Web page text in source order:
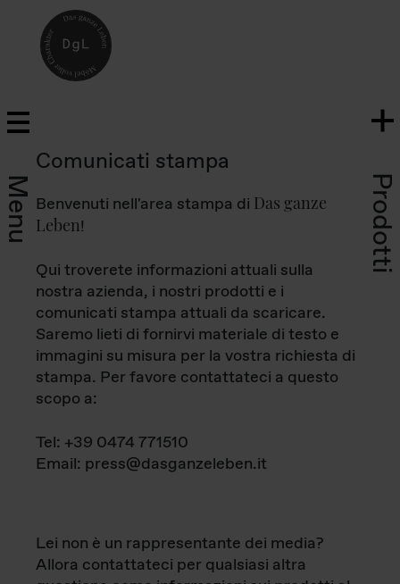
Menu Prodotti
Comunicati stampa
Benvenuti nell'area stampa di Das ganze
Leben!
Qui troverete informazioni attuali sulla
nostra azienda, i nostri prodotti e i
comunicati stampa attuali da scaricare.
Saremo lieti di fornirvi materiale di testo e
immagini su misura per la vostra richiesta di
stampa. Per favore contattateci a questo
scopo a:
Tel: +39 0474 771510
Email: press@dasganzeleben.it
Lei non è un rappresentante dei media?
Allora contattateci per qualsiasi altra